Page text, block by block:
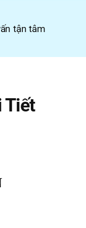
tận tâm
Tiết